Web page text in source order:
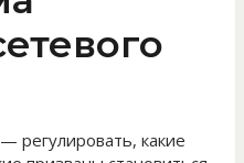
регулировать, какие